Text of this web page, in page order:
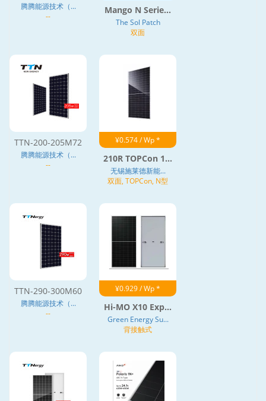
腾腾能源技术（...
--
Mango N Serie...
The Sol Patch
双面
TTN-200-205M72
腾腾能源技术（...
--
¥0.574 / Wp *
210R TOPCon 1...
无锡施莱德新能...
双面, TOPCon, N型
TTN-290-300M60
腾腾能源技术（...
--
¥0.929 / Wp *
Hi-MO X10 Exp...
Green Energy Su...
背接触式